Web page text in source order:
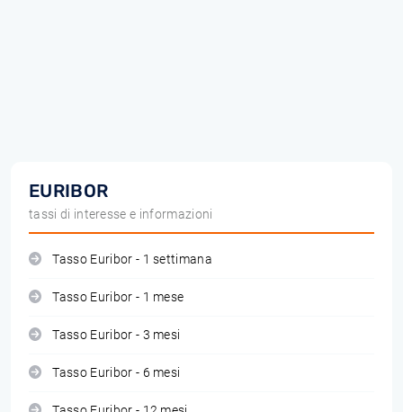
EURIBOR
tassi di interesse e informazioni
Tasso Euribor - 1 settimana
Tasso Euribor - 1 mese
Tasso Euribor - 3 mesi
Tasso Euribor - 6 mesi